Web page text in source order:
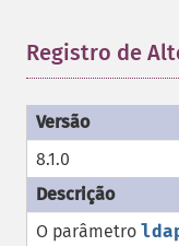
Registro de
8.1.0
O parâmetro